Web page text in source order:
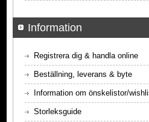
Information
Registrera dig & handla online
Beställning, leverans & byte
Information om önskelistor/
Storleksguide